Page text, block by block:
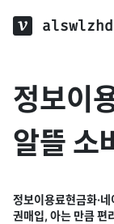
정보이
알뜰 소
정보이용료현금화·
권매입, 아는 만큼 편